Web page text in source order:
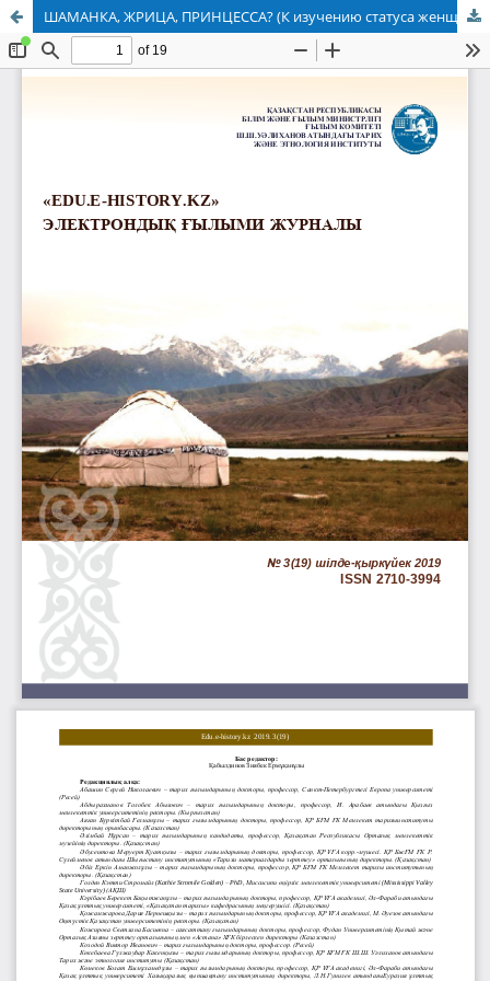
ШАМАНКА, ЖРИЦА, ПРИНЦЕССА? (К изучению статуса женщины сакской эпохи)